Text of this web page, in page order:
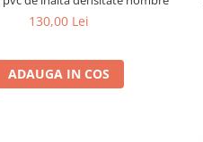
130,00 Lei
ADAUGA IN COS